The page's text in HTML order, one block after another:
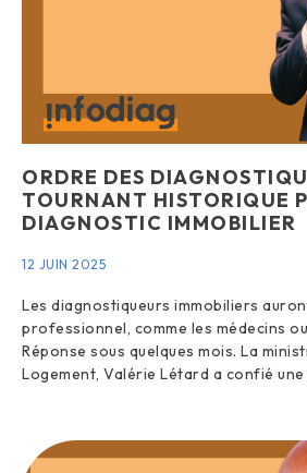
ORDRE DES
TOURNANT HISTORIQUE
DIAGNOSTIC IMMOBILIER
12 JUIN 2025
Les diagnostiqueurs immobiliers
professionnel, comme les médecins
Réponse sous quelques mois. La
Logement, Valérie Létard a confié une